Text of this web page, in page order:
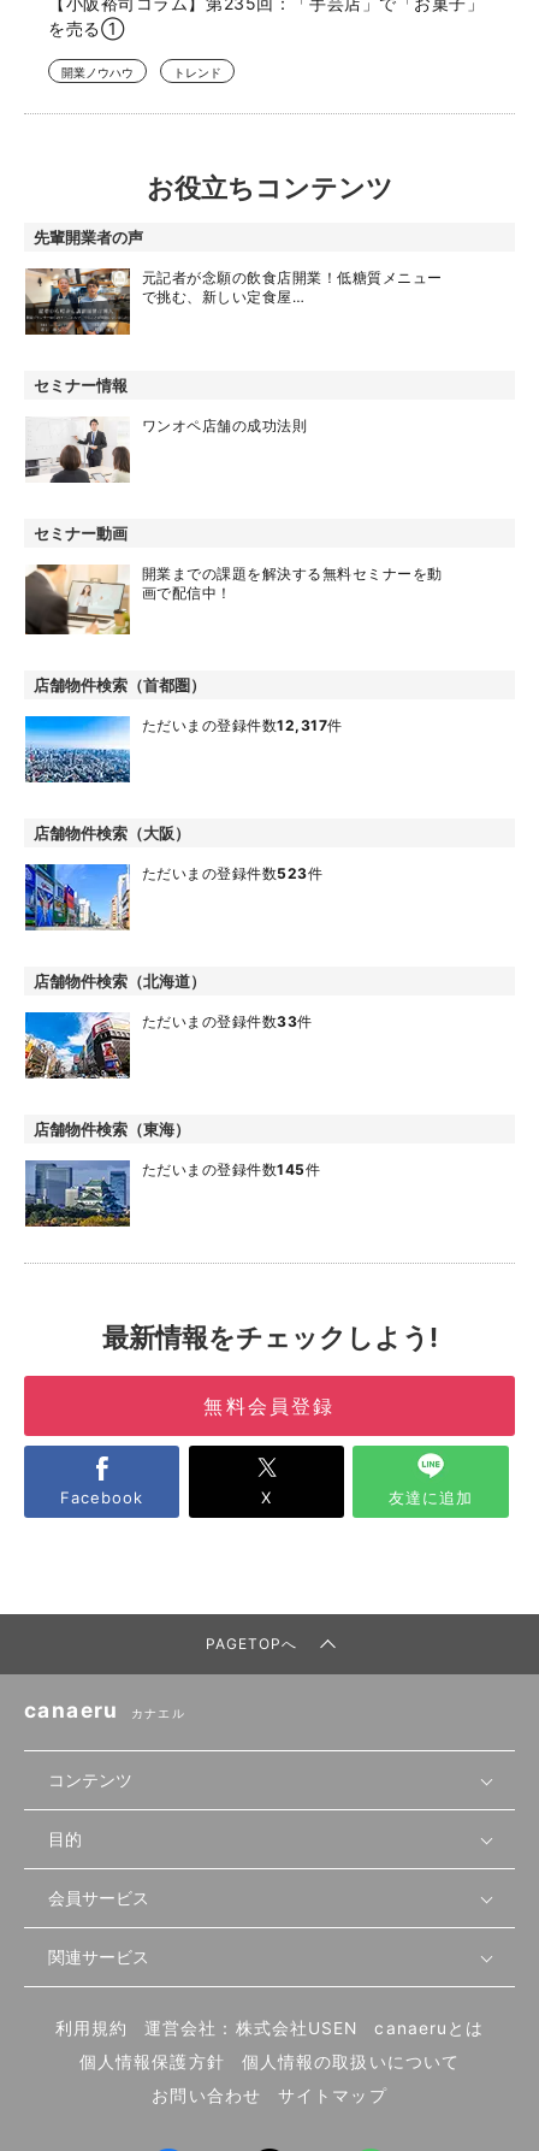
を売る①
開業ノウハウ トレンド
お役立ちコンテンツ
先輩開業者の声
元記者が念願の飲食店開業！低糖質メニュー
で挑む、新しい定食屋…
セミナー情報
ワンオペ店舗の成功法則
セミナー動画
開業までの課題を解決する無料セミナーを動
画で配信中！
店舗物件検索（首都圏）
ただいまの登録件数12,317件
店舗物件検索（大阪）
ただいまの登録件数523件
店舗物件検索（北海道）
ただいまの登録件数33件
店舗物件検索（東海）
ただいまの登録件数145件
最新情報をチェックしよう!
無料会員登録
Facebook X 友達に追加
PAGETOPへ
canaeru カナエル
コンテンツ
無料開業相談
セミナー情報
セミナー動画
物件を探す
首都圏
北海道
先輩開業者の声
開業・経営に関する記事
編集ポリシー
業態別の開業方法
目的
店舗運営
物件
内装・設備
食材・仕入れ
会員サービス
会員登録
ログイン
関連サービス
飲食店サクセスガイド（外部サイト）
利用規約 運営会社：株式会社USEN
canaeruとは
個人情報保護方針
個人情報の取扱いについて
お問い合わせ
サイトマップ